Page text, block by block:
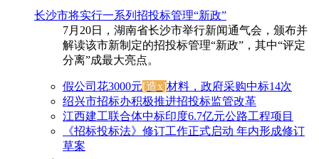
长沙市将实行一系列招投标管理“新政”
7月20日，湖南省长沙市举行新闻通气会，颁布并
解读该市新制定的招投标管理“新政”，其中“评定
分离”成最大亮点。
假公司花3000元[造x]材料，政府采购中标14次
绍兴市招标办积极推进招投标监管改革
江西建工联合体中标印度6.7亿元公路工程项目
《招标投标法》修订工作正式启动 年内形成修订
草案